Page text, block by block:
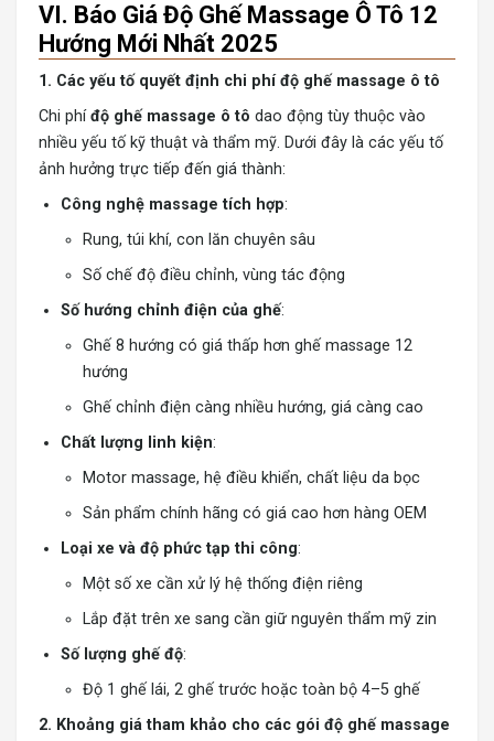
VI. Báo Giá Độ Ghế Massage Ô Tô 12
Hướng Mới Nhất 2025
1. Các yếu tố quyết định chi phí độ ghế massage ô tô
Chi phíđộ ghế massage ô tô dao động tùy thuộc vào
nhiều yếu tố kỹ thuật và thẩm mỹ. Dưới đây là các yếu tố
ảnh hưởng trực tiếp đến giá thành:
Công nghệ massage tích hợp:
Rung, túi khí, con lăn chuyên sâu
Số chế độ điều chỉnh, vùng tác động
Số hướng chỉnh điện của ghế:
Ghế 8 hướng có giá thấp hơn ghế massage 12
hướng
Ghế chỉnh điện càng nhiều hướng, giá càng cao
Chất lượng linh kiện:
Motor massage, hệ điều khiển, chất liệu da bọc
Sản phẩm chính hãng có giá cao hơn hàng OEM
Loại xe và độ phức tạp thi công:
Một số xe cần xử lý hệ thống điện riêng
Lắp đặt trên xe sang cần giữ nguyên thẩm mỹ zin
Số lượng ghế độ:
Độ 1 ghế lái, 2 ghế trước hoặc toàn bộ 4–5 ghế
2. Khoảng giá tham khảo cho các gói độ ghế massage